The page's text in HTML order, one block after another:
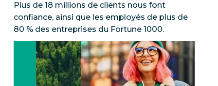
Plus de 18 millions de clients nous font
confiance, ainsi que les employés de plus de
80 % des entreprises du Fortune 1000.